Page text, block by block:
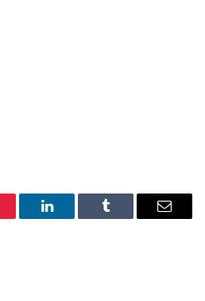
LinkedIn Tumblr Email